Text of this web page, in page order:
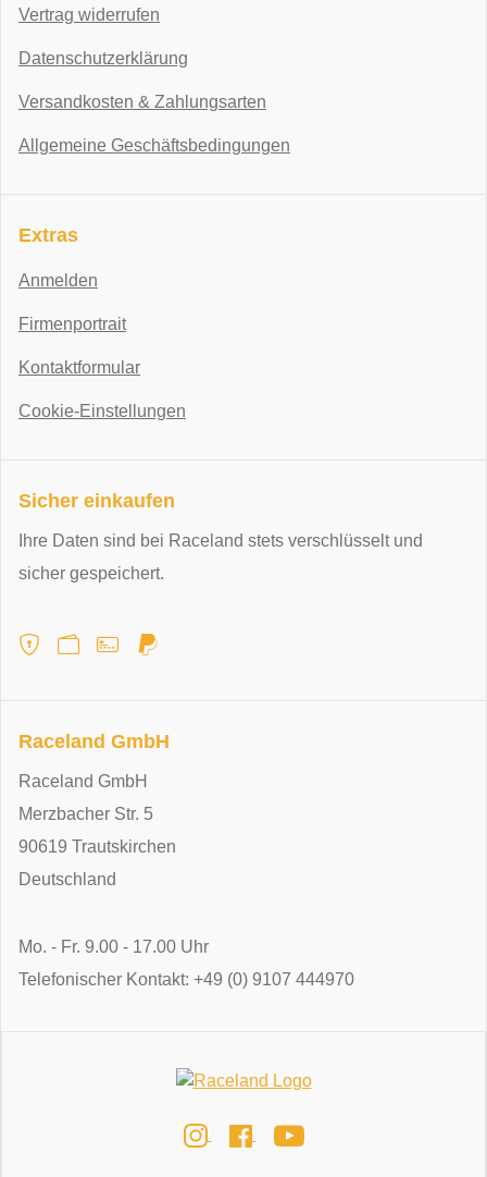
Vertrag widerrufen
Datenschutzerklärung
Versandkosten & Zahlungsarten
Allgemeine Geschäftsbedingungen
Extras
Anmelden
Firmenportrait
Kontaktformular
Cookie-Einstellungen
Sicher einkaufen
Ihre Daten sind bei Raceland stets verschlüsselt und
sicher gespeichert.
Raceland GmbH
Raceland GmbH
Merzbacher Str. 5
90619 Trautskirchen
Deutschland
Mo. - Fr. 9.00 - 17.00 Uhr
Telefonischer Kontakt: +49 (0) 9107 444970